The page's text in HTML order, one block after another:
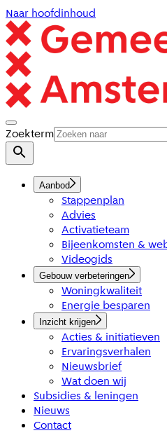
Naar hoofdinhoud
Zoekterm
Aanbod
Stappenplan
Advies
Activatieteam
Bijeenkomsten &
Videogids
Gebouw verbeteringen
Woningkwaliteit
Energie besparen
Inzicht krijgen
Acties & initiatieven
Ervaringsverhalen
Nieuwsbrief
Wat doen wij
Subsidies & leningen
Nieuws
Contact